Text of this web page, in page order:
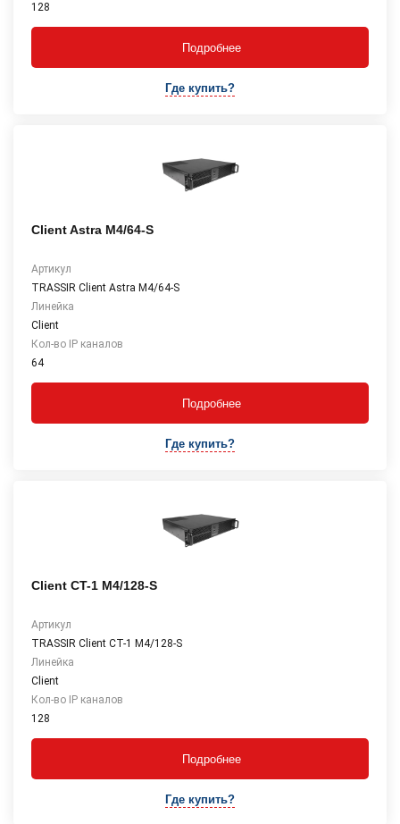
128
Подробнее
Где купить?
Client Astra М4/64-S
Артикул
TRASSIR Client Astra М4/64-S
Линейка
Client
Кол-во IP каналов
64
Подробнее
Где купить?
Client CT-1 М4/128-S
Артикул
TRASSIR Client CT-1 М4/128-S
Линейка
Client
Кол-во IP каналов
128
Подробнее
Где купить?